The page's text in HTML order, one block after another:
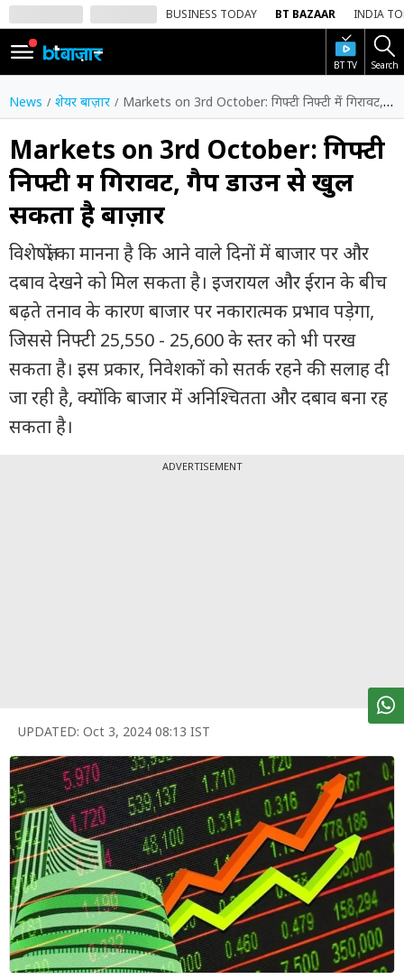
BUSINESS TODAY BT BAZAAR INDIA
BT TV Search
SIGN
IN
Dark
Mode
होम
शेयर
वीडियो
ट्रेंडिंग
बिजनेस
न्यूज
पर्सनल
फाइनेंस
न्यूज
वीडियो
म्यूचुअल
फंड
News शेयर बाज़ार Markets on 3rd October: गिफ्टी निफ्टी में गिरावट, गैप डाउन से खुल सकता है बाज़ार
Markets on 3rd October: गिफ्टी
निफ्टी में गिरावट, गैप डाउन से खुल
सकता है बाज़ार
विशेषज्ञों का मानना है कि आने वाले दिनों में बाजार पर और
दबाव देखने को मिल सकता है। इजरायल और ईरान के बीच
बढ़ते तनाव के कारण बाजार पर नकारात्मक प्रभाव पड़ेगा,
जिससे निफ्टी 25,550 - 25,600 के स्तर को भी परख
सकता है। इस प्रकार, निवेशकों को सतर्क रहने की सलाह दी
जा रही है, क्योंकि बाजार में अनिश्चितता और दबाव बना रह
सकता है।
ADVERTISEMENT
UPDATED: Oct 3, 2024 08:13 IST